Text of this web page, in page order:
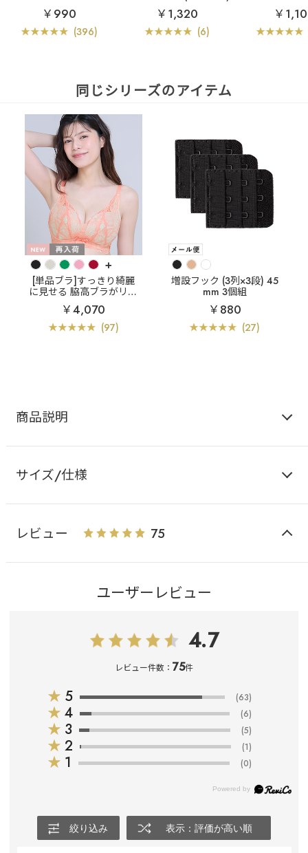
￥990
(396)
￥1,320
(6)
￥
同じシリーズのアイテム
+
[単品ブラ]すっきり綺麗
に見せる 脇高ブラがリニ
ューアル！
カシュクー
ルレース脇高ブラ(R) 単
品ブラジャー (FGHカッ
プ)
￥4,070
(97)
増設フック (3列×3段) 45
mm 3個組
￥880
(27)
商品説明
サイズ/仕様
レビュー 75
ユーザーレビュー
4.7
レビュー件数： 75件
★ 5 (63)
★ 4 (6)
★ 3 (5)
★ 2 (1)
★ 1 (0)
絞り込み 表示：評価が高い順